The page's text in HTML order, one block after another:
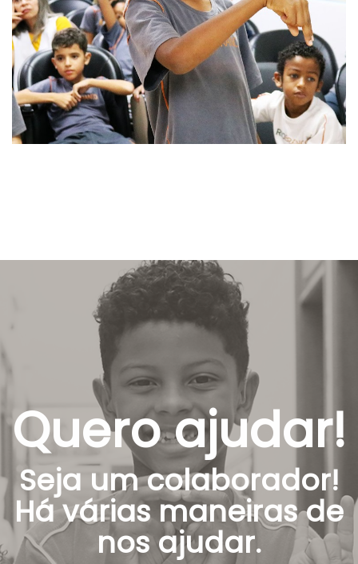
Quero ajudar!
Seja um colaborador!
Há várias maneiras de
nos ajudar.